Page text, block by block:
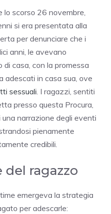
lo scorso 26 novembre,
si era presentata alla
per denunciare che i
anni, le avevano
casa, con la promessa
adescati in casa sua, ove
sessuali. I ragazzi, sentiti
presso questa Procura,
narrazione degli eventi
pienamente
credibili.
del ragazzo
emergeva la strategia
per adescarle: